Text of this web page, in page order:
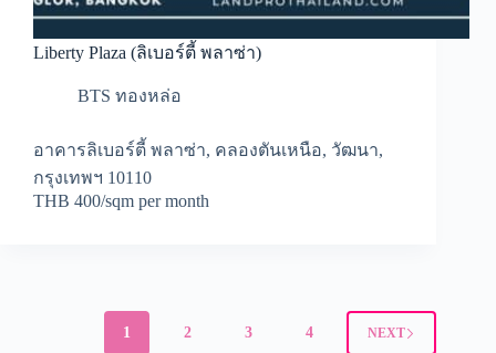
Liberty Plaza (ลิเบอร์ตี้ พลาซ่า)
BTS ทองหล่อ
อาคารลิเบอร์ตี้ พลาซ่า, คลองตันเหนือ, วัฒนา,
กรุงเทพฯ 10110
THB 400/sqm per month
1 2 3 4 NEXT